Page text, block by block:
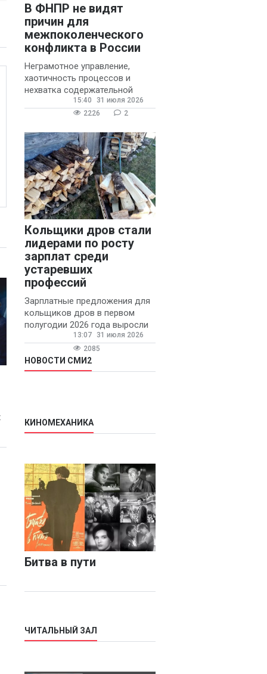
В ФНПР не видят
причин для
межпоколенческого
конфликта в России
Неграмотное управление,
хаотичность процессов и
нехватка содержательной
обратной связи от
руководителя являются
конфликтов и раздражения в
15:40
31 июля 2026
2226
2
Кольщики дров стали
лидерами по росту
зарплат среди
устаревших
профессий
Зарплатные предложения для
кольщиков дров в первом
полугодии 2026 года выросли
на 58% - 62 тысяч рублей в
месяц, сообщает агентство
«Прайм».
13:07
31 июля 2026
2085
НОВОСТИ СМИ2
КИНОМЕХАНИКА
Битва в пути
ЧИТАЛЬНЫЙ ЗАЛ